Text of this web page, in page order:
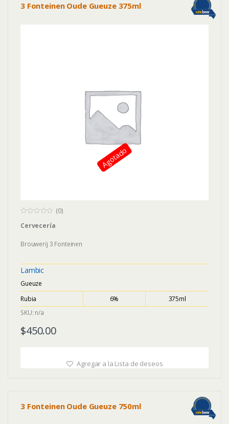
Agotado
3 Fonteinen Oude Gueuze 375ml
o
o
(0)
Cervecería
Brouwerij 3 Fonteinen
Lambic
Gueuze
Rubia
6%
375ml
SKU: n/a
$450.00
Agregar a la Lista de deseos
3 Fonteinen Oude Gueuze 750ml